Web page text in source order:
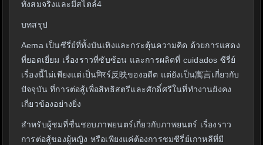
ทั้งสมจริงและมีสไตล์4
บทสรุป
Aema เป็นซีรี่ย์ที่ทั้งบันเทิงและกระตุ้นความคิด ด้วยการแสดง
ที่ยอดเยี่ยม เรื่องราวที่ซับซ้อน และการผลิตที่ cuidados ซีรี่ย์
เรื่องนี้ไม่เพียงแต่เป็นमिरร์反映ของอดีต แต่ยังเป็น寓言เกี่ยวกับ
ปัจจุบัน ที่การต่อสู้เพื่อสิทธิสตรีและศักดิ์ศรีในที่ทำงานยังคง
เกี่ยวข้องอย่างยิ่ง
สำหรับผู้ชมที่ชื่นชอบภาพยนตร์เกี่ยวกับภาพยนตร์ เรื่องราว
การต่อสู้ของผู้หญิง หรือเพียงแค่ต้องการชมซีรี่ย์เกาหลีที่มี